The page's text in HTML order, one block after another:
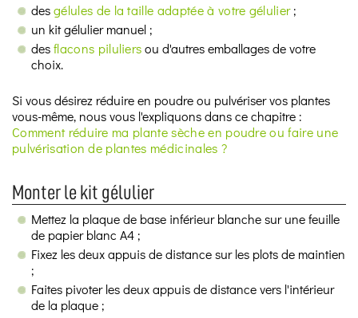
desgélules de la taille adaptée à votre gélulier;
un kit gélulier manuel ;
desflacons piluliersou d'autres emballages de votre
choix.
Si vous désirez réduire en poudre ou pulvériser vos plantes
vous-même, nous vous l'expliquons dans ce chapitre :
Comment réduire ma plante sèche en poudre ou faire une
pulvérisation de plantes médicinales ?
Monter le kit gélulier
Mettez la plaque de base inférieur blanche sur une feuille
de papier blanc A4 ;
Fixez les deux appuis de distance sur les plots de maintien
;
Faites pivoter les deux appuis de distance vers l'intérieur
de la plaque ;